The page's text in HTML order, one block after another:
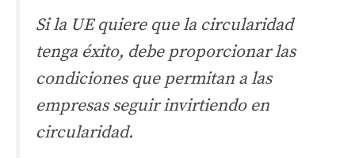
Si la UE quiere que la circularidad
tenga éxito, debe proporcionar las
condiciones que permitan a las
empresas seguir invirtiendo en
circularidad.